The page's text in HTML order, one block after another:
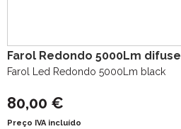
Farol Redondo 5000Lm difuse
Farol Led Redondo 5000Lm black
80,00 €
Preço IVA incluído